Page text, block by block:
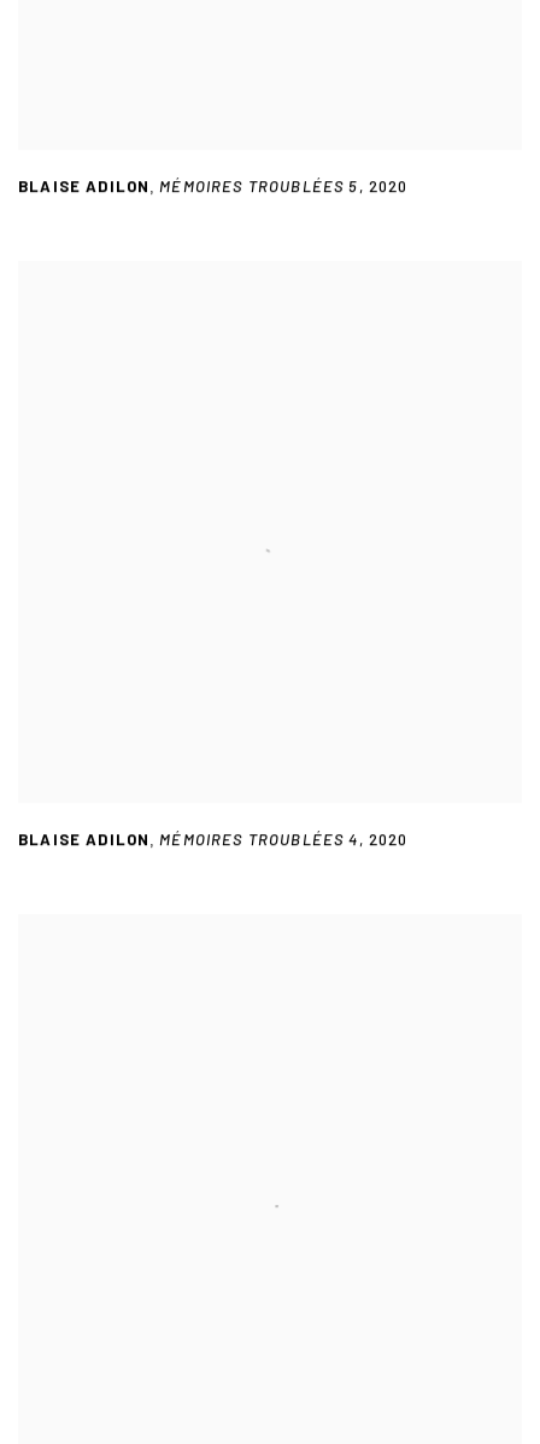
BLAISE ADILON ,MÉMOIRES TROUBLÉES 5, 2020
BLAISE ADILON ,MÉMOIRES TROUBLÉES 4, 2020